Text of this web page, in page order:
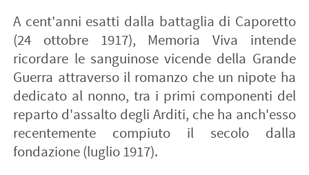
A cent'anni esatti dalla battaglia di Caporetto
(24 ottobre 1917), Memoria Viva intende
ricordare le sanguinose vicende della Grande
Guerra attraverso il romanzo che un nipote ha
dedicato al nonno, tra i primi componenti del
reparto d'assalto degli Arditi, che ha anch'esso
recentemente compiuto il secolo dalla
fondazione (luglio 1917).